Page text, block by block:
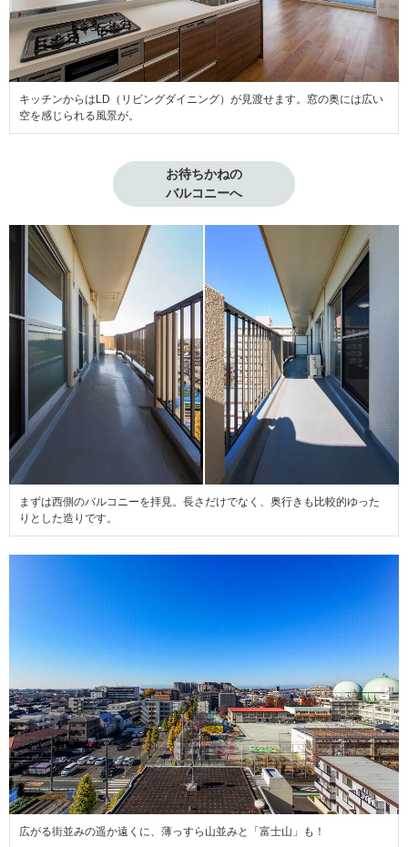
キッチンからはLD（リビングダイニング）が見渡せます。窓の奥には広い
空を感じられる風景が。
お待ちかねの
バルコニーへ
まずは西側のバルコニーを拝見。長さだけでなく、奥行きも比較的ゆった
りとした造りです。
広がる街並みの遥か遠くに、薄っすら山並みと「富士山」も！